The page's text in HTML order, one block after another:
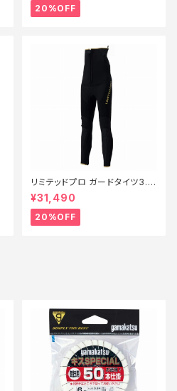
20%OFF
リミテッドプロ ガードタイツ3.0
FI−540X 黒 LB【特価装備】【2
0】
¥31,490
20%OFF